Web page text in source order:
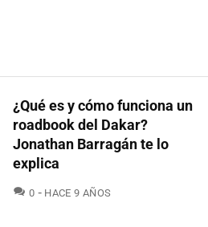
¿Qué es y cómo funciona un
roadbook del Dakar?
Jonathan Barragán te lo
explica
0 COMENTARIOS
HACE 9 AÑOS